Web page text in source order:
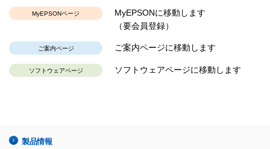
MyEPSONページ
MyEPSONに移動します
（要会員登録）
ご案内ページ ご案内ページに移動します
ソフトウェアページ ソフトウェアページに移動します
製品情報